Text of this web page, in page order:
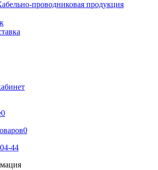
проводниковая продукция
0
0
44